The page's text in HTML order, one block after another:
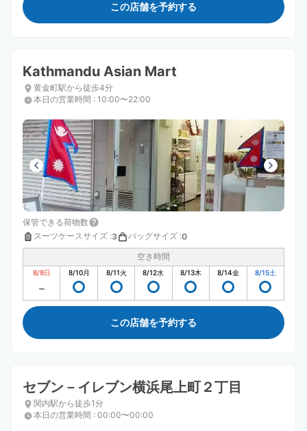
この店舗を予約する
Kathmandu Asian Mart
黄金町駅から徒歩4分
本日の営業時間 : 10:00〜22:00
保管できる荷物数
スーツケースサイズ :3 バッグサイズ :0
空き時間
8/9日 8/10月 8/11火 8/12水 8/13木 8/14金 8/15土
この店舗を予約する
セブン－イレブン横浜尾上町２丁目
関内駅から徒歩1分
本日の営業時間 : 00:00〜00:00